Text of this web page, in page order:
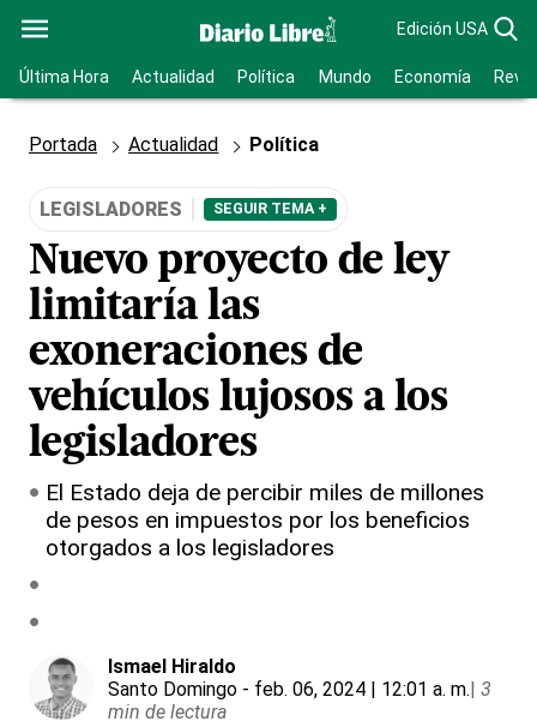
Edición USA
Última Hora Actualidad Política Mundo Economía
Portada Actualidad Política
LEGISLADORES SEGUIR TEMA +
Nuevo proyecto de ley
limitaría las
exoneraciones de
vehículos lujosos a los
legisladores
El Estado deja de percibir miles de millones
de pesos en impuestos por los beneficios
otorgados a los legisladores
Ismael Hiraldo
Santo Domingo - feb. 06, 2024 | 12:01 a. m.| 3
min de lectura